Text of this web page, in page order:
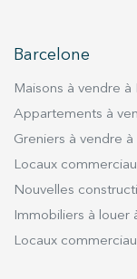
Barcelone
Maisons à vendre
Appartements à
Greniers à vendre
Locaux
Nouvelles
Immobiliers à louer
Locaux